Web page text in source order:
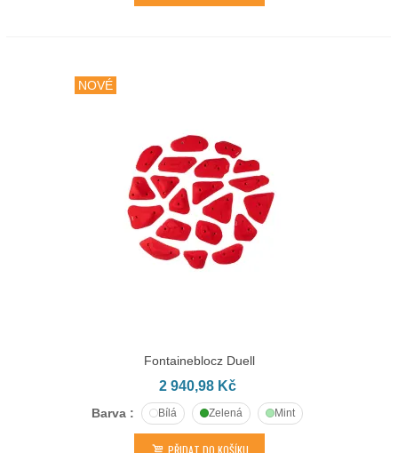
NOVÉ
Fontaineblocz Duell
2 940,98 Kč
Barva : Bílá Zelená Mint
PŘIDAT DO KOŠÍKU